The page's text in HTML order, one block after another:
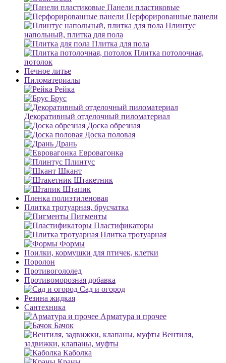
Панели пластиковые
Перфорированные панели
Плинтус
напольный, плитка для пола
Плитка для пола
Плитка потолочная,
потолок
Печное литье
Пиломатериалы
Рейка
Брус
Декоративный отделочный пиломатериал
Доска обрезная
Доска половая
Дрань
Евровагонка
Плинтус
Шкант
Штакетник
Штапик
Пленка полиэтиленовая
Плитка тротуарная, брусчатка
Пигменты
Пластификаторы
Плитка тротуарная
Формы
Поилки, кормушки для птичек, клетки
Поролон
Противогололед
Противоморозная добавка
Сад и огород
Резина жидкая
Сантехника
Арматура и прочее
Бачок
Вентиля,
задвижки, клапаны, муфты
Каболка